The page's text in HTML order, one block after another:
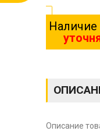
Наличие
Описание